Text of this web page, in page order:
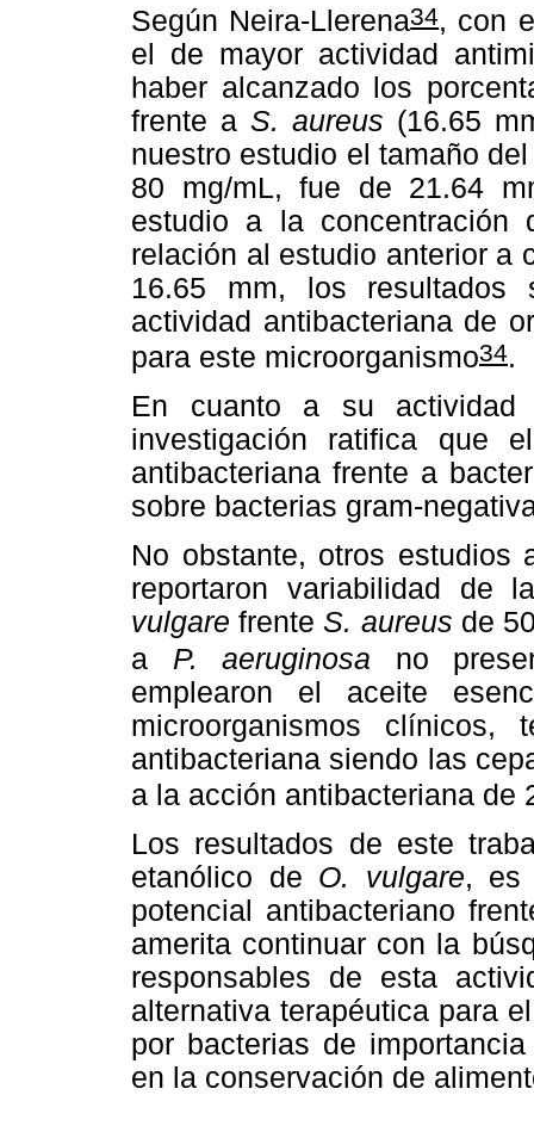
Según Neira-Llerena34, con
el de mayor actividad
haber alcanzado los
frente a S. aureus (16.65
nuestro estudio el tamaño
80 mg/mL, fue de 21.64
estudio a la
relación al estudio anterior a
16.65 mm, los resultados
actividad antibacteriana de
para este microorganismo34.
En cuanto a su actividad
investigación ratifica que
antibacteriana frente a
sobre bacterias gram-
No obstante, otros estudios
reportaron variabilidad de
vulgare frenteS. aureus de
a P. aeruginosa no
emplearon el aceite
microorganismos clínicos,
antibacteriana siendo las
a la acción antibacteriana de
Los resultados de este
etanólico de O. vulgare, es
potencial antibacteriano
amerita continuar con la
responsables de esta
alternativa terapéutica para
por bacterias de
en la conservación de